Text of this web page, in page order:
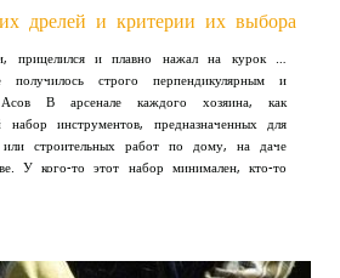
дрелей и критерии их выбора
и плавно нажал на курок …
получилось строго перпендикулярным и
В арсенале каждого хозяина, как
набор инструментов, предназначенных для
или строительных работ по дому, на даче
У кого-то этот набор минимален, кто-то